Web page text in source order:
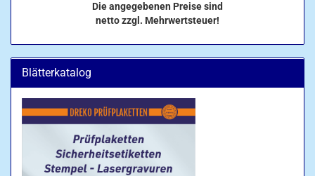
Die angegebenen Preise sind
netto zzgl. Mehrwertsteuer!
Blätterkatalog